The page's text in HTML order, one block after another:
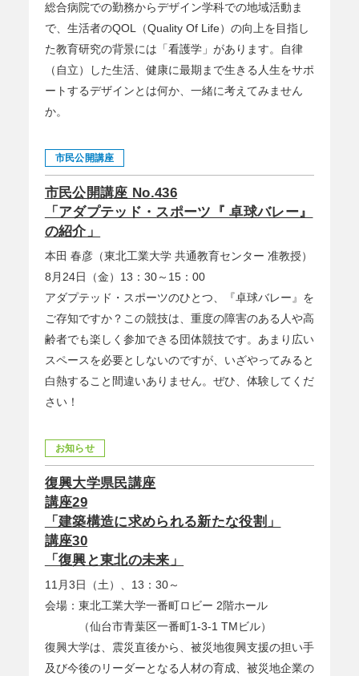
総合病院での勤務からデザイン学科での地域活動ま
で、生活者のQOL（Quality Of Life）の向上を目指し
た教育研究の背景には「看護学」があります。自律
（自立）した生活、健康に最期まで生きる人生をサポ
ートするデザインとは何か、一緒に考えてみません
か。
市民公開講座
市民公開講座 No.436
「アダプテッド・スポーツ『 卓球バレー』
の紹介」
本田 春彦（東北工業大学 共通教育センター 准教授）
8月24日（金）13：30～15：00
アダプテッド・スポーツのひとつ、『卓球バレー』を
ご存知ですか？この競技は、重度の障害のある人や高
齢者でも楽しく参加できる団体競技です。あまり広い
スペースを必要としないのですが、いざやってみると
白熱すること間違いありません。ぜひ、体験してくだ
さい！
お知らせ
復興大学県民講座
講座29
「建築構造に求められる新たな役割」
講座30
「復興と東北の未来」
11月3日（土）、13：30～
会場：東北工業大学一番町ロビー 2階ホール
（仙台市青葉区一番町1-3-1 TMビル）
復興大学は、震災直後から、被災地復興支援の担い手
及び今後のリーダーとなる人材の育成、被災地企業の